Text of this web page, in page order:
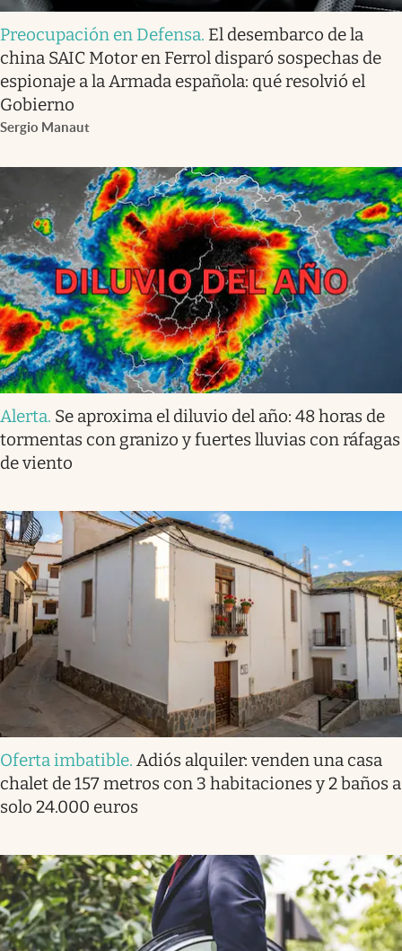
Preocupación en Defensa. El desembarco de la
china SAIC Motor en Ferrol disparó sospechas de
espionaje a la Armada española: qué resolvió el
Gobierno
Sergio Manaut
Alerta. Se aproxima el diluvio del año: 48 horas de
tormentas con granizo y fuertes lluvias con ráfagas
de viento
Oferta imbatible. Adiós alquiler: venden una casa
chalet de 157 metros con 3 habitaciones y 2 baños a
solo 24.000 euros